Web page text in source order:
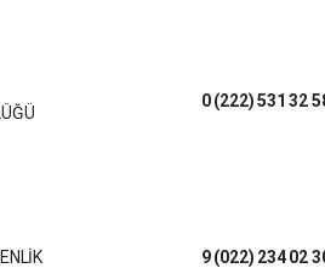
0 (222) 531 32
9 (022) 234 02